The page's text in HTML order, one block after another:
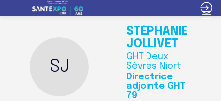
SJ
STÉPHANIE
JOLLIVET
GHT Deux
Sèvres Niort
Directrice
adjointe GHT
79